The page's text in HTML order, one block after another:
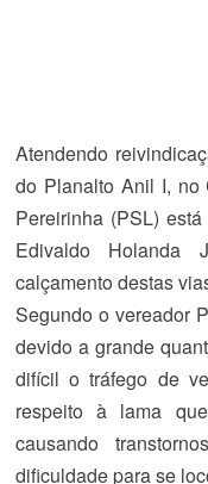
Atendendo
do Planalto Anil I, no
Pereirinha (PSL)
Edivaldo Holanda
calçamento destas
Segundo o vereador
devido a grande
difícil o tráfego de
respeito à lama
causando
dificuldade para se